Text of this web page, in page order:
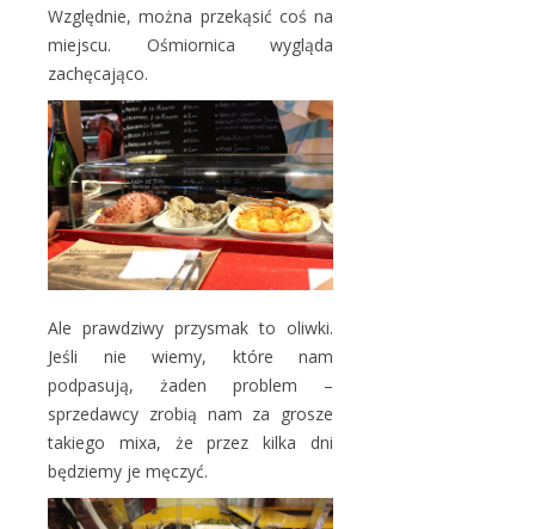
Względnie, można przekąsić coś na
miejscu. Ośmiornica wygląda
zachęcająco.
Ale prawdziwy przysmak to oliwki.
Jeśli nie wiemy, które nam
podpasują, żaden problem –
sprzedawcy zrobią nam za grosze
takiego mixa, że przez kilka dni
będziemy je męczyć.